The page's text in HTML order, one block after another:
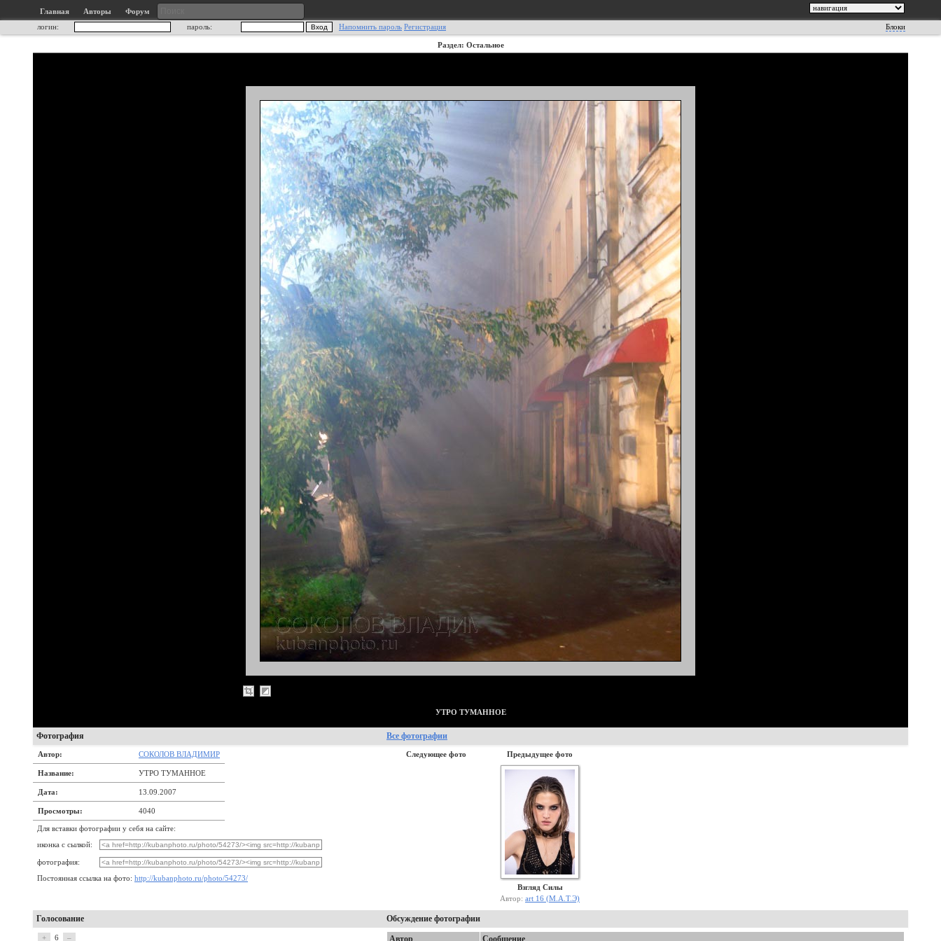
Главная Авторы
Форум
логин:
пароль: Напомнить пароль Регистрация Блоки
Раздел: Остальное
УТРО ТУМАННОЕ
Фотография Все фотографии
Автор: СОКОЛОВ ВЛАДИМИР
Название: УТРО ТУМАННОЕ
Дата: 13.09.2007
Просмотры: 4040
Для вставки фотографии у себя на сайте:
иконка с сылкой:
фотография:
Постоянная ссылка на фото: http://kubanphoto.ru/photo/54273/
Следующее фото Предыдущее фото
Взгляд Силы
Автор: art 16 (М.А.Т.Э)
Голосование Обсуждение фотографии
+ 6 – Автор Сообщение